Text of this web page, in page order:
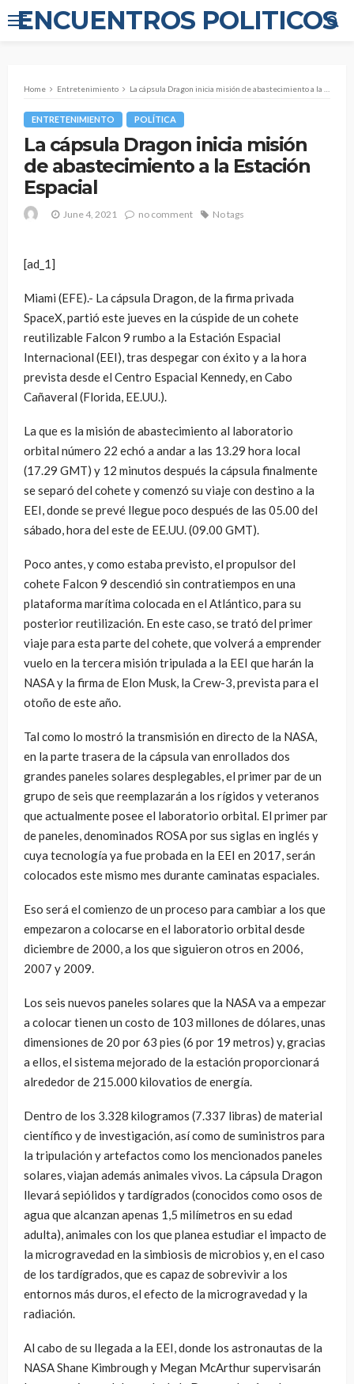
ENCUENTROS POLITICOS
Home Entretenimiento La cápsula Dragon inicia misión de abastecimiento a la Estación Espacial
ENTRETENIMIENTO POLÍTICA
La cápsula Dragon inicia misión
de abastecimiento a la Estación
Espacial
June 4, 2021 no comment No tags
[ad_1]
Miami (EFE).- La cápsula Dragon, de la firma privada
SpaceX, partió este jueves en la cúspide de un cohete
reutilizable Falcon 9 rumbo a la Estación Espacial
Internacional (EEI), tras despegar con éxito y a la hora
prevista desde el Centro Espacial Kennedy, en Cabo
Cañaveral (Florida, EE.UU.).
La que es la misión de abastecimiento al laboratorio
orbital número 22 echó a andar a las 13.29 hora local
(17.29 GMT) y 12 minutos después la cápsula finalmente
se separó del cohete y comenzó su viaje con destino a la
EEI, donde se prevé llegue poco después de las 05.00 del
sábado, hora del este de EE.UU. (09.00 GMT).
Poco antes, y como estaba previsto, el propulsor del
cohete Falcon 9 descendió sin contratiempos en una
plataforma marítima colocada en el Atlántico, para su
posterior reutilización. En este caso, se trató del primer
viaje para esta parte del cohete, que volverá a emprender
vuelo en la tercera misión tripulada a la EEI que harán la
NASA y la firma de Elon Musk, la Crew-3, prevista para el
otoño de este año.
Tal como lo mostró la transmisión en directo de la NASA,
en la parte trasera de la cápsula van enrollados dos
grandes paneles solares desplegables, el primer par de un
grupo de seis que reemplazarán a los rígidos y veteranos
que actualmente posee el laboratorio orbital. El primer par
de paneles, denominados ROSA por sus siglas en inglés y
cuya tecnología ya fue probada en la EEI en 2017, serán
colocados este mismo mes durante caminatas espaciales.
Eso será el comienzo de un proceso para cambiar a los que
empezaron a colocarse en el laboratorio orbital desde
diciembre de 2000, a los que siguieron otros en 2006,
2007 y 2009.
Los seis nuevos paneles solares que la NASA va a empezar
a colocar tienen un costo de 103 millones de dólares, unas
dimensiones de 20 por 63 pies (6 por 19 metros) y, gracias
a ellos, el sistema mejorado de la estación proporcionará
alrededor de 215.000 kilovatios de energía.
Dentro de los 3.328 kilogramos (7.337 libras) de material
científico y de investigación, así como de suministros para
la tripulación y artefactos como los mencionados paneles
solares, viajan además animales vivos. La cápsula Dragon
llevará sepiólidos y tardígrados (conocidos como osos de
agua que alcanzan apenas 1,5 milímetros en su edad
adulta), animales con los que planea estudiar el impacto de
la microgravedad en la simbiosis de microbios y, en el caso
de los tardígrados, que es capaz de sobrevivir a los
entornos más duros, el efecto de la microgravedad y la
radiación.
Al cabo de su llegada a la EEI, donde los astronautas de la
NASA Shane Kimbrough y Megan McArthur supervisarán